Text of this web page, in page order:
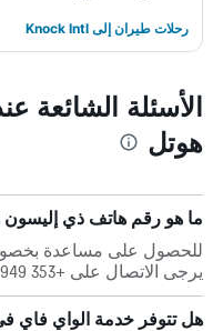
رحلات طيران إلى Knock Intl
الأسئلة الشائعة
هوتل
ما هو رقم هاتف ذي إليسون
للحصول على مساعدة
يرجى الاتصال على +353 949 286 200.
هل تتوفر خدمة الواي فاي